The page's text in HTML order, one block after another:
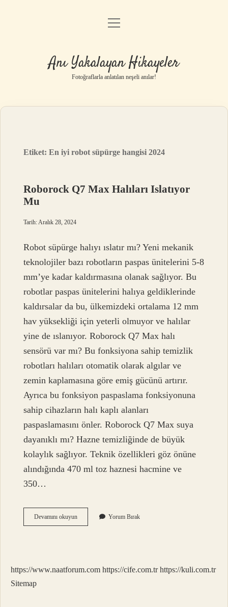
Anasayfa
Yasal Uyarı
menüyü
Anı Yakalayan Hikayeler
Fotoğraflarla anlatılan neşeli anılar!
Etiket:En iyi robot süpürge hangisi 2024
Roborock Q7 Max Halıları Islatıyor
Mu
Tarih: Aralık 28, 2024
Robot süpürge halıyı ıslatır mı? Yeni mekanik
teknolojiler bazı robotların paspas ünitelerini 5-8
mm’ye kadar kaldırmasına olanak sağlıyor. Bu
robotlar paspas ünitelerini halıya geldiklerinde
kaldırsalar da bu, ülkemizdeki ortalama 12 mm
hav yüksekliği için yeterli olmuyor ve halılar
yine de ıslanıyor. Roborock Q7 Max halı
sensörü var mı? Bu fonksiyona sahip temizlik
robotları halıları otomatik olarak algılar ve
zemin kaplamasına göre emiş gücünü artırır.
Ayrıca bu fonksiyon paspaslama fonksiyonuna
sahip cihazların halı kaplı alanları
paspaslamasını önler. Roborock Q7 Max suya
dayanıklı mı? Hazne temizliğinde de büyük
kolaylık sağlıyor. Teknik özellikleri göz önüne
alındığında 470 ml toz haznesi hacmine ve
350…
Devamını okuyunRoborock
Q7
Yorum Bırak
https://www.naatforum.com https://cife.com.tr https://kuli.com.tr
Sitemap